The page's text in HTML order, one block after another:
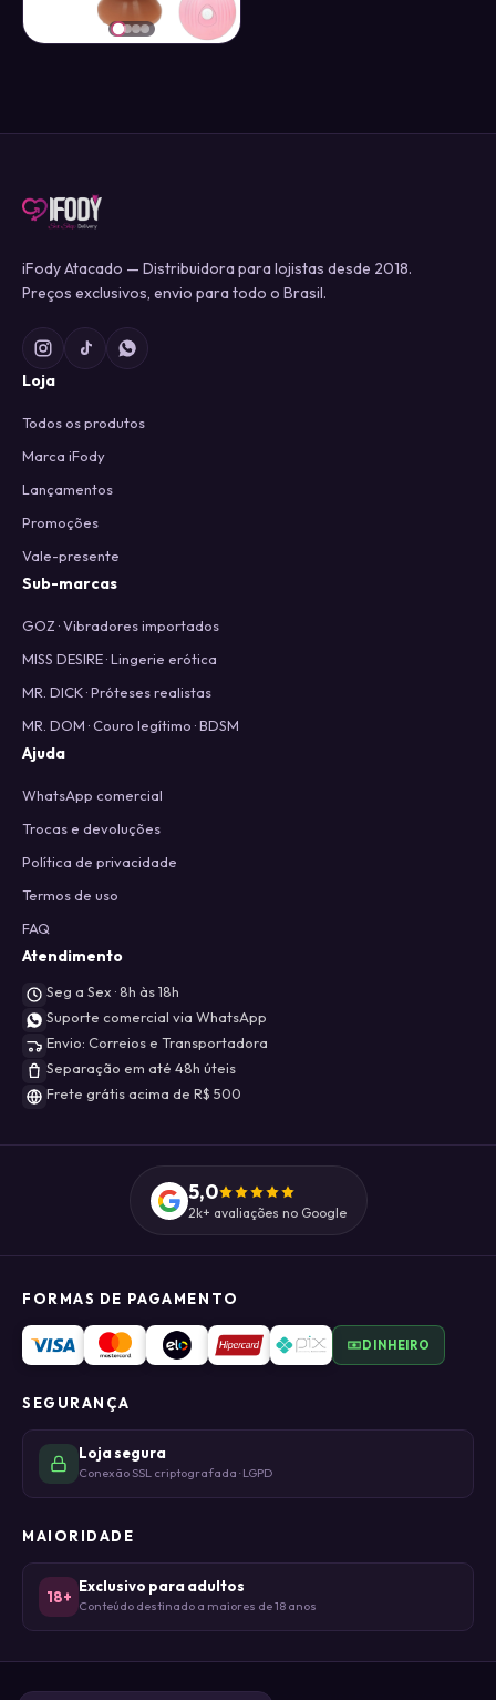
iFody Atacado — Distribuidora para lojistas desde 2018.
Preços exclusivos, envio para todo o Brasil.
Loja
Todos os produtos
Marca iFody
Lançamentos
Promoções
Vale-presente
Sub-marcas
GOZ · Vibradores importados
MISS DESIRE · Lingerie erótica
MR. DICK · Próteses realistas
MR. DOM · Couro legítimo · BDSM
Ajuda
WhatsApp comercial
Trocas e devoluções
Política de privacidade
Termos de uso
FAQ
Atendimento
Seg a Sex · 8h às 18h
Suporte comercial via WhatsApp
Envio: Correios e Transportadora
Separação em até 48h úteis
Frete grátis acima de R$ 500
5,0
2k+ avaliações no Google
FORMAS DE PAGAMENTO
DINHEIRO
SEGURANÇA
Loja segura
Conexão SSL criptografada · LGPD
MAIORIDADE
18+
Exclusivo para adultos
Conteúdo destinado a maiores de 18 anos